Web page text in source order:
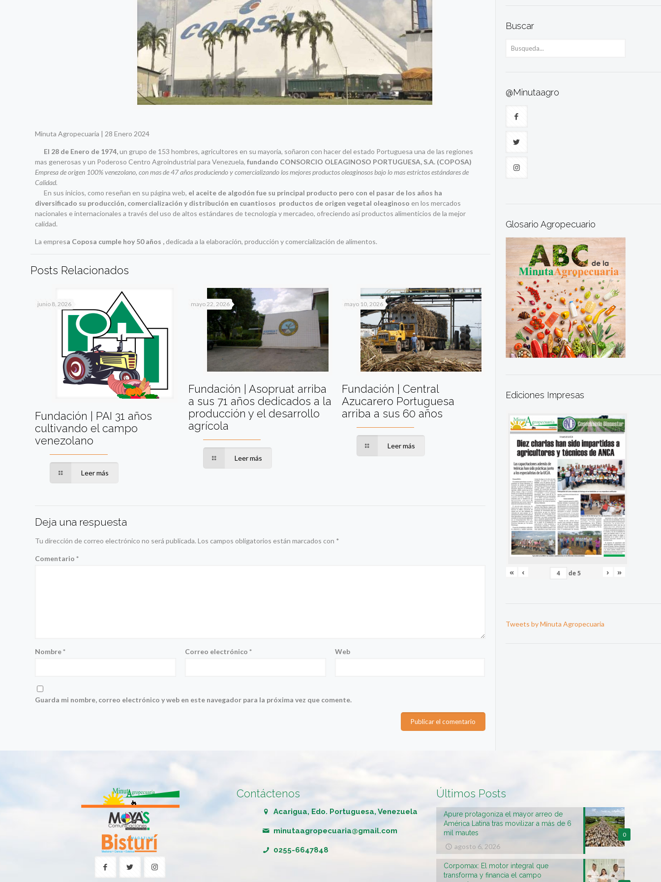
Minuta Agropecuaria | 28 Enero 2024
El 28 de Enero de 1974,un grupo de 153 hombres, agricultores en su mayoría, soñaron con hacer del estado Portuguesa una de las regiones
mas generosas y un Poderoso Centro Agroindustrial para Venezuela, fundando CONSORCIO OLEAGINOSO PORTUGUESA, S.A. (COPOSA)
Empresa de origen 100% venezolano, con mas de 47 años produciendo y comercializando los mejores productos oleaginosos bajo lo mas estrictos estándares de
Calidad.
En sus inicios, como reseñan en su página web, el aceite de algodón fue su principal producto pero con el pasar de los años ha
diversificado su producción, comercialización y distribución en cuantiosos productos de origen vegetal oleaginoso en los mercados
nacionales e internacionales a través del uso de altos estándares de tecnología y mercadeo, ofreciendo así productos alimenticios de la mejor
calidad.
La empresa Coposa cumple hoy 50 años ,dedicada a la elaboración, producción y comercialización de alimentos.
Posts Relacionados
junio 8, 2026
Fundación | PAI 31 años
cultivando el campo
venezolano
Leer más
mayo 22, 2026
Fundación | Asopruat arriba
a sus 71 años dedicados a la
producción y el desarrollo
agrícola
Leer más
mayo 10, 2026
Fundación | Central
Azucarero Portuguesa
arriba a sus 60 años
Leer más
Deja una respuesta
Tu dirección de correo electrónico no será publicada. Los campos obligatorios están marcados con *
Comentario*
Nombre* Correo electrónico* Web
Guarda mi nombre, correo electrónico y web en este navegador para la próxima vez que comente.
Buscar
@Minutaagro
Glosario Agropecuario
Ediciones Impresas
« ‹ de5 › »
Tweets by Minuta Agropecuaria
Contáctenos
Acarigua, Edo. Portuguesa, Venezuela
minutaagropecuaria@gmail.com
0255-6647848
Últimos Posts
0
Apure protagoniza el mayor arreo de
América Latina tras movilizar a más de 6
mil mautes
agosto 6, 2026
Corpomax: El motor integral que
transforma y financia el campo